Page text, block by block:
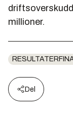
millioner.
Del